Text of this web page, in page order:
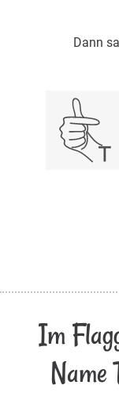
Dann
Im
Name